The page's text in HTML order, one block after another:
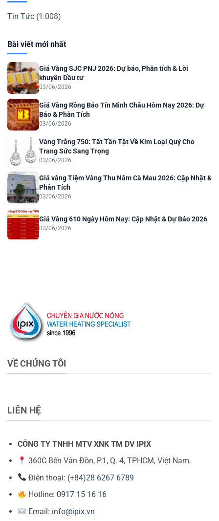
Tin Tức (1.008)
Bài viết mới nhất
Giá Vàng SJC PNJ 2026: Dự báo, Phân tích & Lời
khuyên Đầu tư
03/06/2026
Giá Vàng Rồng Bảo Tín Minh Châu Hôm Nay 2026: Dự
Báo & Phân Tích
03/06/2026
Vàng Trắng 750: Tất Tần Tật Về Kim Loại Quý Cho
Trang Sức Sang Trọng
03/06/2026
Giá vàng Tiệm Vàng Thu Năm Cà Mau 2026: Cập Nhật &
Phân Tích
03/06/2026
Giá Vàng 610 Ngày Hôm Nay: Cập Nhật & Dự Báo 2026
03/06/2026
VỀ CHÚNG TÔI
LIÊN HỆ
CÔNG TY TNHH MTV XNK TM DV IPIX
360C Bến Vân Đồn, P.1, Q. 4, TPHCM, Việt Nam.
Điện thoại: (+84)28 6267 6789
Hotline: 0917 15 16 16
Email: info@ipix.vn